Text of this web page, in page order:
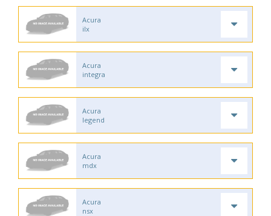
Acura
ilx
Acura
integra
Acura
legend
Acura
mdx
Acura
nsx